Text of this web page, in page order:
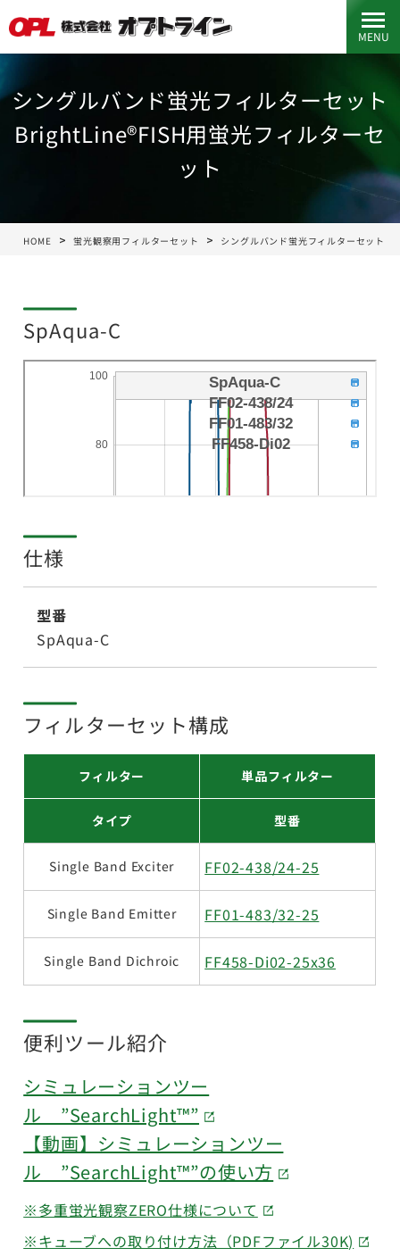
MENU
シングルバンド蛍光フィルターセット
BrightLine®FISH用蛍光フィルターセ
ット
HOME 蛍光観察用フィルターセット シングルバンド蛍光フィルターセット
SpAqua-C
仕様
型番
SpAqua-C
フィルターセット構成
フィルター 単品フィルター
タイプ 型番
Single Band Exciter FF02-438/24-25
Single Band Emitter FF01-483/32-25
Single Band Dichroic FF458-Di02-25x36
便利ツール紹介
シミュレーションツー
ル ”SearchLight™”
【動画】シミュレーションツー
ル ”SearchLight™”の使い方
※多重蛍光観察ZERO仕様について
※キューブへの取り付け方法（PDFファイル30K)